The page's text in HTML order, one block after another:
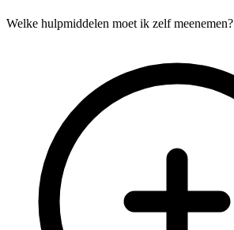
Welke hulpmiddelen moet ik zelf meenemen?